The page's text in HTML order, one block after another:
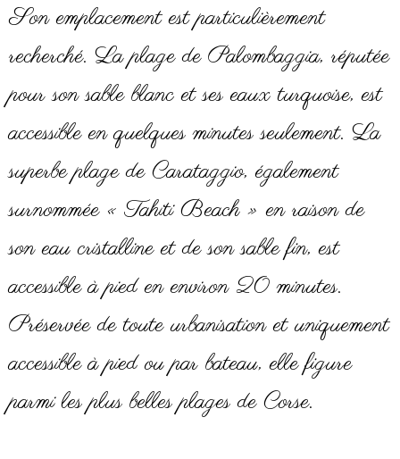
Son emplacement est particulièrement
recherché. La plage de Palombaggia, réputée
pour son sable blanc et ses eaux turquoise, est
accessible en quelques minutes seulement. La
superbe plage de Carataggio, également
surnommée « Tahiti Beach » en raison de
son eau cristalline et de son sable fin, est
accessible à pied en environ 20 minutes.
Préservée de toute urbanisation et uniquement
accessible à pied ou par bateau, elle figure
parmi les plus belles plages de Corse.